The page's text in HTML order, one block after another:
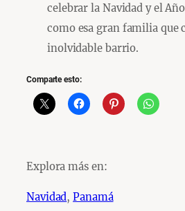
celebrar la Navidad y el
como esa gran familia que
inolvidable barrio.
Comparte esto:
Explora más en:
Navidad, Panamá